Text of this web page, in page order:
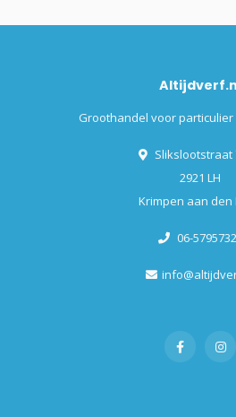
Groothandel voor
Slikslootstraat
2921 LH
Krimpen aan den
06-